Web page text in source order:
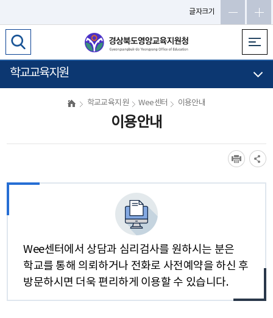
글자크기
인
학교교육지원
학교교육지원 Wee센터 이용안내
이용안내
Wee센터에서 상담과 심리검사를 원하시는 분은
학교를 통해 의뢰하거나 전화로 사전예약을 하신 후
방문하시면 더욱 편리하게 이용할 수 있습니다.